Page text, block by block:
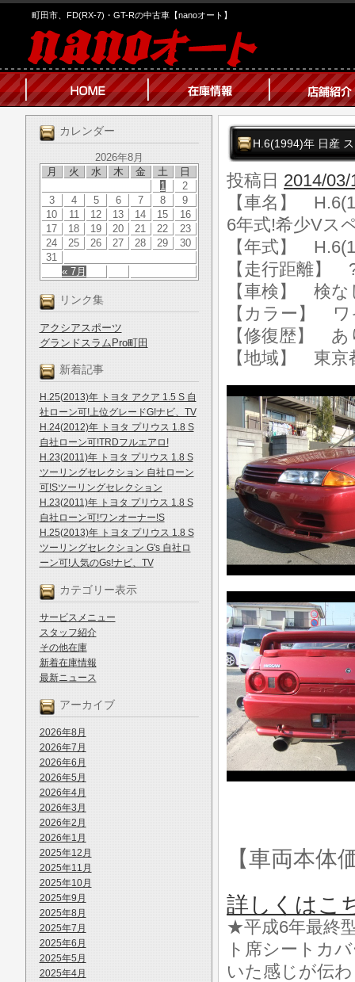
町田市、FD(RX-7)・GT-Rの中古車【nanoオート】
カレンダー
2026年8月
月
火 水 木 金 土 日
« 7月
1
2
3
4 5 6 7 8
9
10
11 12 13 14 15
16
17
18 19 20 21 22
23
24
25 26 27 28 29
30
31
リンク集
アクシアスポーツ
グランドスラムPro町田
新着記事
H.25(2013)年 トヨタ アクア 1.5 S 自
社ローン可!上位グレードG!ナビ、TV
H.24(2012)年 トヨタ プリウス 1.8 S
自社ローン可!TRDフルエアロ!
H.23(2011)年 トヨタ プリウス 1.8 S
ツーリングセレクション 自社ローン
可!Sツーリングセレクション
H.23(2011)年 トヨタ プリウス 1.8 S
自社ローン可!ワンオーナー!S
H.25(2013)年 トヨタ プリウス 1.8 S
ツーリングセレクション G's 自社ロ
ーン可!人気のGs!ナビ、TV
カテゴリー表示
サービスメニュー
スタッフ紹介
その他在庫
新着在庫情報
最新ニュース
アーカイブ
2026年8月
2026年7月
2026年6月
2026年5月
2026年4月
2026年3月
2026年2月
2026年1月
2025年12月
2025年11月
2025年10月
2025年9月
2025年8月
2025年7月
2025年6月
2025年5月
2025年4月
H.6(1994)年 日産
投稿日 2014/03/
【車名】
6年式!希少Vス
【年式】
【走行距離】
【車検】 検な
【カラー】
【修復歴】 あ
【地域】 東京
【車両本体
詳しくはこ
★平成6年最終
ト席シートカ
いた感じが伝